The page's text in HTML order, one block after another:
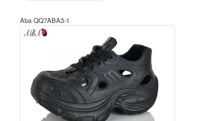
Aba QQ7ABA3-1